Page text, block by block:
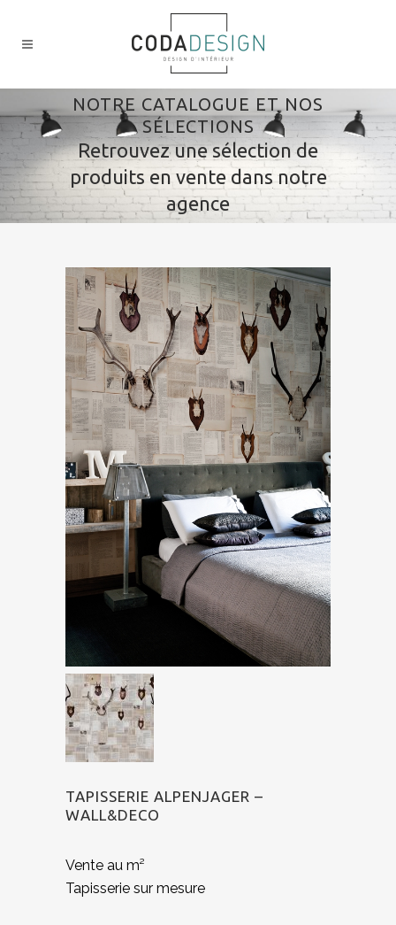
NOTRE CATALOGUE ET NOS
SÉLECTIONS
Retrouvez une sélection de
produits en vente dans notre
agence
TAPISSERIE ALPENJAGER –
WALL&DECO
Vente au m²
Tapisserie sur mesure